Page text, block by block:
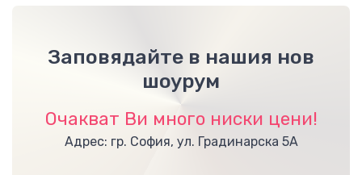
Заповядайте в нашия нов
шоурум
Очакват Ви много ниски цени!
Адрес: гр. София, ул. Градинарска 5А